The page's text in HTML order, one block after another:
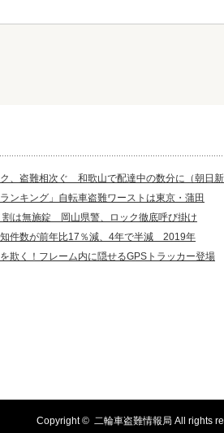
、盗難相次ぐ 和歌山で配達中の数分に（朝日新
ンキング」自転車盗難ワーストは東京・蒲田
割は無施錠 岡山県警、ロック徹底呼び掛け
件数が前年比17％減、4年で半減 2019年
欺く！フレーム内に隠せるGPSトラッカー登場
Copyright © 二輪車盗難情報局 All rights